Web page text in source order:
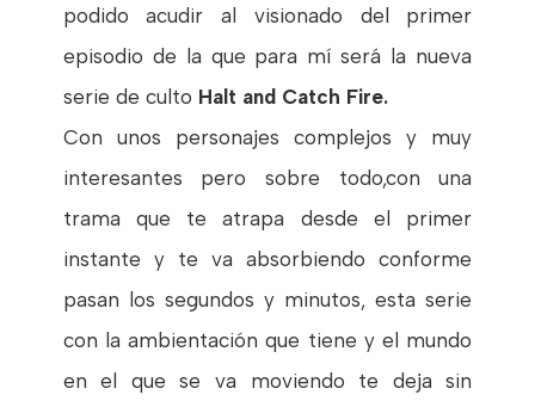
podido acudir al visionado del primer
episodio de la que para mí será la nueva
serie de culto Halt and Catch Fire.
Con unos personajes complejos y muy
interesantes pero sobre todo,con una
trama que te atrapa desde el primer
instante y te va absorbiendo conforme
pasan los segundos y minutos, esta serie
con la ambientación que tiene y el mundo
en el que se va moviendo te deja sin